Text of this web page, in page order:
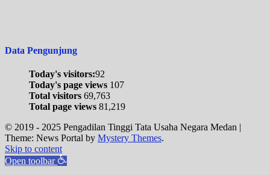
Data Pengunjung
Today's visitors:92
Today's page views 107
Total visitors 69,763
Total page views 81,219
© 2019 - 2025 Pengadilan Tinggi Tata Usaha Negara Medan
Theme: News Portal by Mystery Themes.
Skip to content
Open toolbar